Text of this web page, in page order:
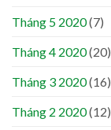
Tháng 5 2020(7)
Tháng 4 2020(20)
Tháng 3 2020(16)
Tháng 2 2020(12)